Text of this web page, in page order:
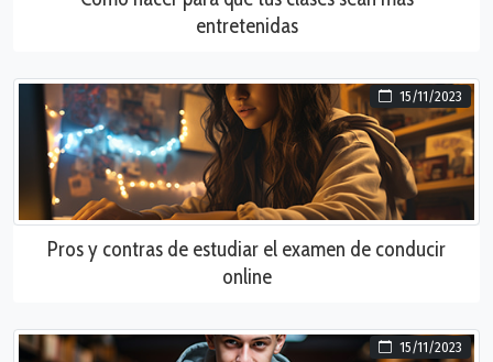
entretenidas
15/11/2023
Pros y contras de estudiar el examen de conducir
online
15/11/2023